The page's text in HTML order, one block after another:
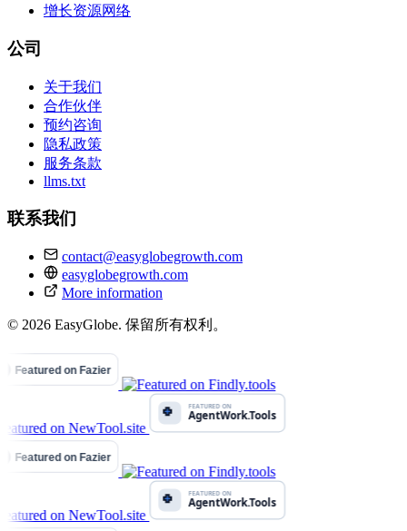
增长资源网络
公司
关于我们
合作伙伴
预约咨询
隐私政策
服务条款
llms.txt
联系我们
contact@easyglobegrowth.com
easyglobegrowth.com
More information
© 2026 EasyGlobe. 保留所有权利。